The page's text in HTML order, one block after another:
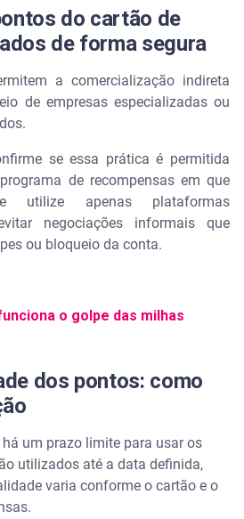
do cartão de
de forma segura
a comercialização indireta
de empresas especializadas ou
se essa prática é permitida
de recompensas em que
utilize apenas plataformas
negociações informais que
ou bloqueio da conta.
o golpe das milhas
dos pontos: como
um prazo limite para usar os
utilizados até a data definida,
varia conforme o cartão e o